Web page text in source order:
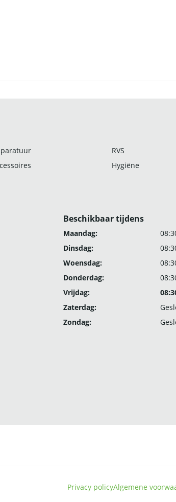
RVS
Hygiëne
Beschikbaar tijdens
Maandag:
Dinsdag:
Woensdag:
Donderdag:
Vrijdag:
Zaterdag:
Zondag:
Privacy policyAlgemene